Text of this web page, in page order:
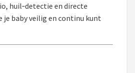
huil‑detectie en directe
je baby veilig en continu kunt